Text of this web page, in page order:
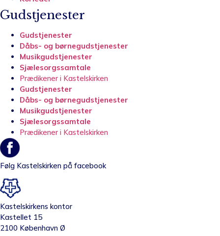
Gudstjenester
Gudstjenester
Dåbs- og børnegudstjenester
Musikgudstjenester
Sjælesorgssamtale
Prædikener i Kastelskirken
Gudstjenester
Dåbs- og børnegudstjenester
Musikgudstjenester
Sjælesorgssamtale
Prædikener i Kastelskirken
Følg Kastelskirken på facebook
Kastelskirkens kontor
Kastellet 15
2100 København Ø